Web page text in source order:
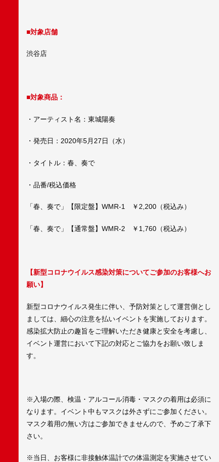
■対象店舗
渋谷店
■対象商品：
・アーティスト名：東城陽奏
・発売日：2020年5月27日（水）
・タイトル：春、奏で
・品番/税込価格
「春、奏で」【限定盤】WMR-1 ￥2,200（税込み）
「春、奏で」【通常盤】WMR-2 ￥1,760（税込み）
【新型コロナウイルス感染対策についてご参加のお客様へお
願い】
新型コロナウイルス発生に伴い、予防対策として運営側とし
ましては、細心の注意を払いイベントを実施しております。
感染拡大防止の趣旨をご理解いただき健康と安全を考慮し、
イベント運営において下記の対応とご協力をお願い致しま
す。
※入場の際、検温・アルコール消毒・マスクの着用は必須に
なります。イベント中もマスクは外さずにご参加ください。
マスク着用の無い方はご参加できませんので、予めご了承下
さい。
※当日、お客様に非接触体温計での体温測定を実施させてい